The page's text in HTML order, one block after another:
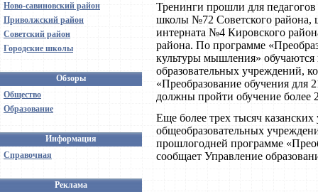
Ново-савиновский район
Приволжский район
Советский район
Городские школы
Обзоры
Общество
Образование
Информация
Справочная
Реклама
Тренинги прошли для
школы №72 Советского
интерната №4 Кировского
района. По программе
культуры мышления» обучаются
образовательных учреждений,
«Преобразование обучения для
должны пройти обучение более
Еще более трех тысяч
общеобразовательных
прошлогодней программе
сообщает Управление